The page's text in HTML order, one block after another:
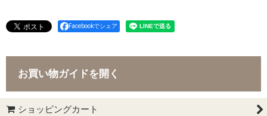
Facebookでシェア
お買い物ガイドを開く
ショッピングカート